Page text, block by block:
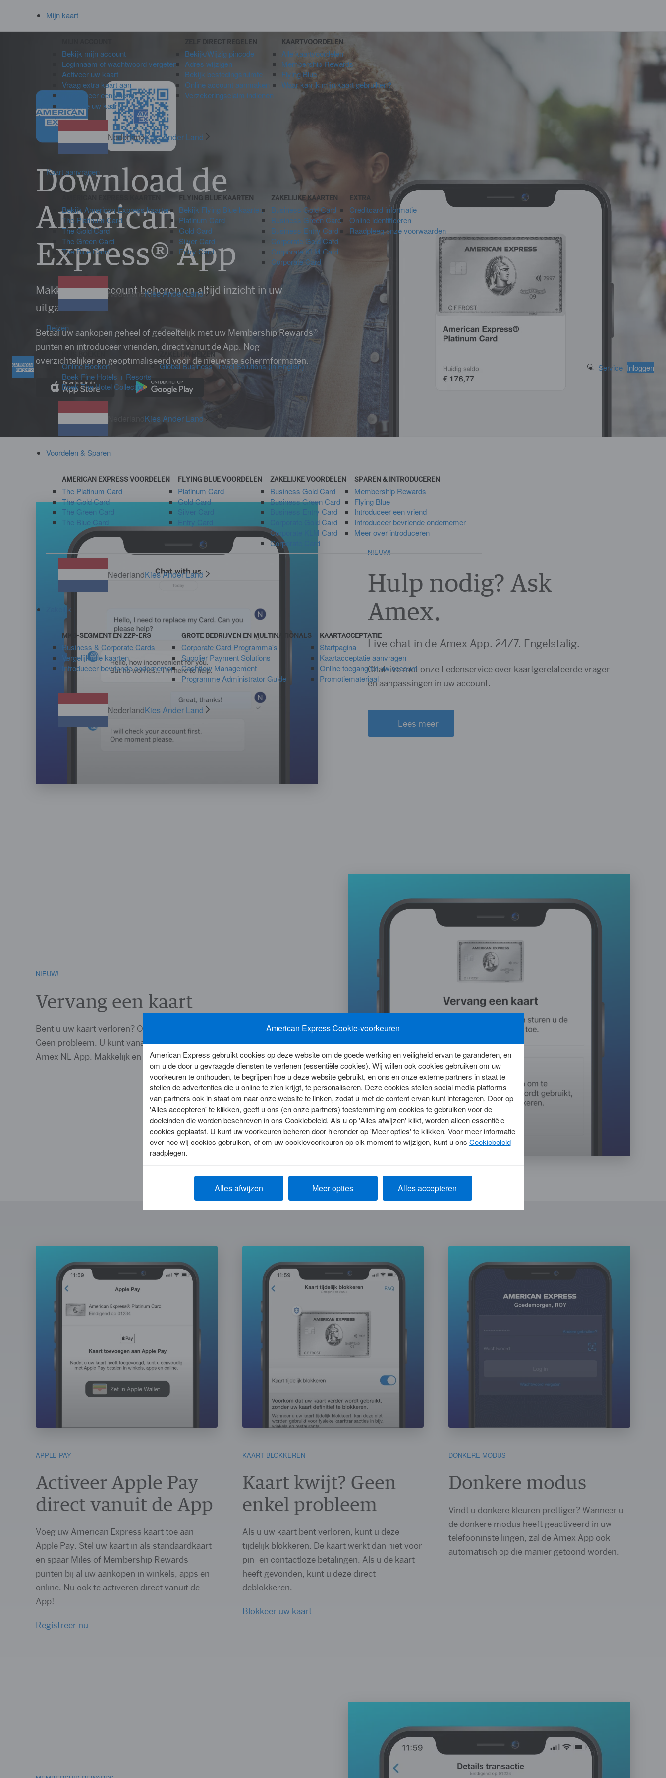
Mijn kaart
Bekijk mijn account
Loginnaam of wachtwoord vergeten
Activeer uw kaart
Vraag extra kaart aan
Introduceer een vriend
Upgrade uw kaart
ZELF DIRECT REGELEN
Bekijk/Wijzig pincode
Adres wijzigen
Bekijk bestedingsruimte
Online account aanmaken
Verzekeringsclaim indienen
KAARTVOORDELEN
Alle kaartvoordelen
Membership Rewards
Flying Blue
Waar kan ik mijn kaart gebruiken?
NederlandKies Ander Land
Kaart aanvragen
Bekijk American Express kaarten
The Platinum Card
The Gold Card
The Green Card
The Blue Card
FLYING BLUE KAARTEN
Bekijk Flying Blue kaarten
Platinum Card
Gold Card
Silver Card
Entry Card
ZAKELIJKE KAARTEN
Business Gold Card
Business Green Card
Business Entry Card
Corporate Gold Card
Corporate KLM Card
Corporate Card
EXTRA
Creditcard informatie
Online identificeren
Raadpleeg onze voorwaarden
NederlandKies Ander Land
Reizen
Online Boeken
Boek Fine Hotels + Resorts
Boek The Hotel Collection
ZAKELIJK REIZEN
Global Business Travel Solutions (in English)
Kies Ander Land
Voordelen & Sparen
AMERICAN EXPRESS VOORDELEN
The Platinum Card
The Gold Card
The Green Card
The Blue Card
FLYING BLUE VOORDELEN
Platinum Card
Gold Card
Silver Card
Entry Card
ZAKELIJKE VOORDELEN
Business Gold Card
Business Green Card
Business Entry Card
Corporate Gold Card
Corporate KLM Card
Corporate Card
SPAREN & INTRODUCEREN
Membership Rewards
Flying Blue
Introduceer een vriend
Introduceer bevriende ondernemer
Meer over introduceren
NederlandKies Ander Land
Zakelijk
MKB-SEGMENT EN ZZP-ERS
Business & Corporate Cards
Vergelijk alle kaarten
Introduceer bevriende ondernemer
GROTE BEDRIJVEN EN MULTINATIONALS
Corporate Card Programma's
Supplier Payment Solutions
Cashflow Management
Programme Administrator Guide
KAARTACCEPTATIE
Startpagina
Kaartacceptatie aanvragen
Online toegang tot uw account
Promotiemateriaal
NederlandKies Ander Land
Search Button
Service Inloggen
Download de
American
Express® App
Makkelijk uw account beheren en altijd inzicht in uw
uitgaven.
Betaal uw aankopen geheel of gedeeltelijk met uw Membership Rewards®
punten en introduceer vrienden, direct vanuit de App. Nog
overzichtelijker en geoptimaliseerd voor de nieuwste schermformaten.
NIEUW!
Hulp nodig? Ask
Amex.
Live chat in de Amex App. 24/7. Engelstalig.
Chat live met onze Ledenservice over kaartgerelateerde vragen
en aanpassingen in uw account.
Lees meer
NIEUW!
Vervang een kaart
Bent u uw kaart verloren? Of is deze beschadigd of gestolen?
Geen probleem. U kunt vanaf nu uw kaart direct vervangen via de
Amex NL App. Makkelijk en snel.
APPLE PAY
Activeer Apple Pay
direct vanuit de App
Voeg uw American Express kaart toe aan
Apple Pay. Stel uw kaart in als standaardkaart
en spaar Miles of Membership Rewards
punten bij al uw aankopen in winkels, apps en
online. Nu ook te activeren direct vanuit de
App!
Registreer nu
KAART BLOKKEREN
Kaart kwijt? Geen
enkel probleem
Als u uw kaart bent verloren, kunt u deze
tijdelijk blokkeren. De kaart werkt dan niet voor
pin- en contactloze betalingen. Als u de kaart
heeft gevonden, kunt u deze direct
deblokkeren.
Blokkeer uw kaart
DONKERE MODUS
Donkere modus
Vindt u donkere kleuren prettiger? Wanneer u
de donkere modus heeft geactiveerd in uw
telefooninstellingen, zal de Amex App ook
automatisch op die manier getoond worden.
American Express Cookie-voorkeuren
American Express gebruikt cookies op deze website om de goede werking en veiligheid ervan te garanderen, en
om u de door u gevraagde diensten te verlenen (essentiële cookies). Wij willen ook cookies gebruiken om uw
voorkeuren te onthouden, te begrijpen hoe u deze website gebruikt, en ons en onze externe partners in staat te
stellen de advertenties die u online te zien krijgt, te personaliseren. Deze cookies stellen social media platforms
van partners ook in staat om naar onze website te linken, zodat u met de content ervan kunt interageren. Door op
'Alles accepteren' te klikken, geeft u ons (en onze partners) toestemming om cookies te gebruiken voor de
doeleinden die worden beschreven in ons Cookiebeleid. Als u op 'Alles afwijzen' klikt, worden alleen essentiële
cookies geplaatst. U kunt uw voorkeuren beheren door hieronder op 'Meer opties' te klikken. Voor meer informatie
over hoe wij cookies gebruiken, of om uw cookievoorkeuren op elk moment te wijzigen, kunt u ons Cookiebeleid
raadplegen.
Alles afwijzen Meer opties Alles accepteren